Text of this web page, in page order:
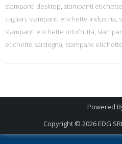
stampanti desktop, stampanti
cagliari, stampanti etichette industria,
stampanti etichette ortofrutta,
etichette sardegna, stampare etichette
Powered
Copyright © 2026EDG